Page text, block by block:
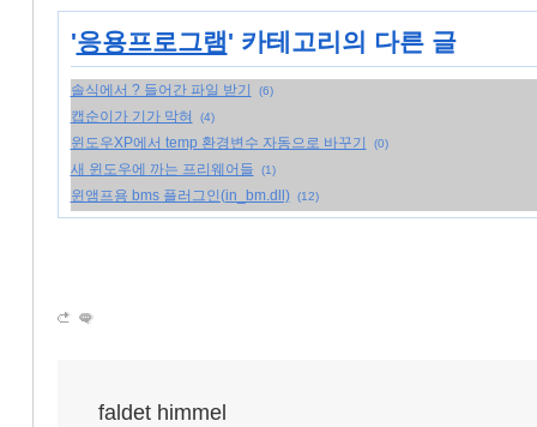
'응용프로그램' 카테고리의 다른 글
솔식에서 ? 들어간 파일 받기 (6)
캡순이가 기가 막혀 (4)
윈도우XP에서 temp 환경변수 자동으로 바꾸기 (0)
새 윈도우에 까는 프리웨어들 (1)
윈앰프용 bms 플러그인(in_bm.dll) (12)
faldet himmel